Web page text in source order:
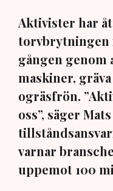
Aktivister har
torvbrytningen
gången genom
maskiner,
ogräsfrön.
oss”, säger
varnar
uppemot 100